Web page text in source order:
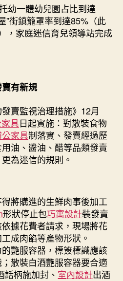
幼一體幼兒園占比到達
”街鎮籠罩率到達85%（此
，家庭迷信育兒領導站完成
有新規
發賣監視治理措施》12月
具日起實施：對散裝食物
家具制落實、發賣經過歷
油、醬油、醋等品類發賣
為迷信的規則。
將購進的生鮮肉事後加工
形狀停止包巧寓設計裝發賣
據花費者請求，現場將花
成肉餡等產物形狀。
艷服容器，標簽標識應該
散裝白酒艷服容器要合適
話柄施加封、 室內設計出酒